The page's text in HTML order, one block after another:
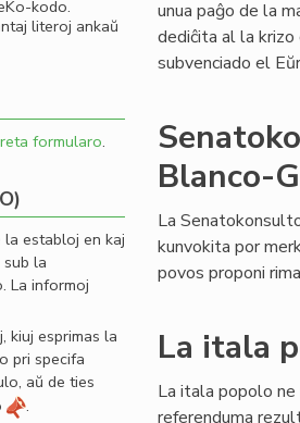
unua paĝo de la
dediĉita al la krizo
subvenciado el
Blanco-
La
kunvokita por
povos proponi
La itala
La itala popolo
referenduma
kodo.
literoj ankaŭ
reta formularo.
establoj en kaj
la
La informoj
kiuj esprimas la
pri specifa
aŭ de ties
.